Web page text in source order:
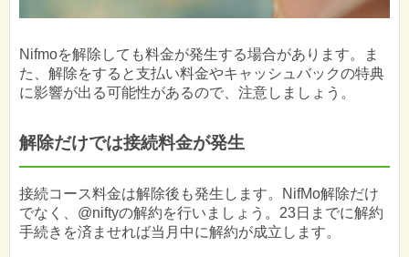
Nifmoを解除しても料金が発生する場合があります。ま
た、解除をすると支払い料金やキャッシュバックの特典
に影響が出る可能性があるので、注意しましょう。
解除だけでは接続料金が発生
接続コース料金は解除後も発生します。NifMo解除だけ
でなく、@niftyの解約を行いましょう。23日までに解約
手続きを済ませれば当月中に解約が成立します。